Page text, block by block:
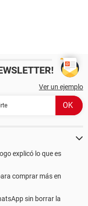
Ver un ejemplo
explicó lo que es
comprar más en
sin borrar la